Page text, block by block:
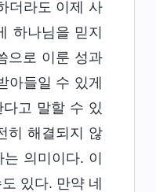
더라도 이제 사
하나님을 믿지
으로 이룬 성과
아들일 수 있게
고 말할 수 있
히 해결되지 않
의미이다. 이
있다. 만약 네